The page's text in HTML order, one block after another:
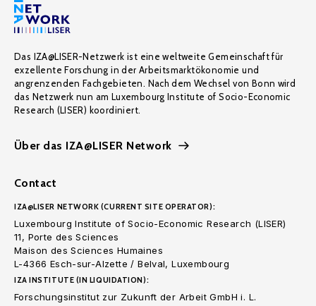
Das IZA@LISER-Netzwerk ist eine weltweite Gemeinschaft für
exzellente Forschung in der Arbeitsmarktökonomie und
angrenzenden Fachgebieten. Nach dem Wechsel von Bonn wird
das Netzwerk nun am Luxembourg Institute of Socio-Economic
Research (LISER) koordiniert.
Über das IZA@LISER Network
Contact
IZA@LISER NETWORK (CURRENT SITE OPERATOR):
Luxembourg Institute of Socio-Economic Research (LISER)
11, Porte des Sciences
Maison des Sciences Humaines
L-4366 Esch-sur-Alzette / Belval, Luxembourg
IZA INSTITUTE (IN LIQUIDATION):
Forschungsinstitut zur Zukunft der Arbeit GmbH i. L.